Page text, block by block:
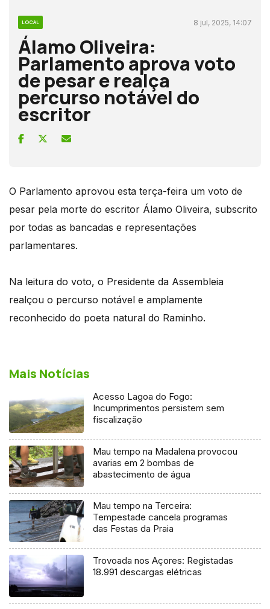
LOCAL 8 jul, 2025, 14:07
Álamo Oliveira:
Parlamento aprova voto
de pesar e realça
percurso notável do
escritor
O Parlamento aprovou esta terça-feira um voto de
pesar pela morte do escritor Álamo Oliveira, subscrito
por todas as bancadas e representações
parlamentares.
Na leitura do voto, o Presidente da Assembleia
realçou o percurso notável e amplamente
reconhecido do poeta natural do Raminho.
Mais Notícias
Acesso Lagoa do Fogo:
Incumprimentos persistem sem
fiscalização
Mau tempo na Madalena provocou
avarias em 2 bombas de
abastecimento de água
Mau tempo na Terceira:
Tempestade cancela programas
das Festas da Praia
Trovoada nos Açores: Registadas
18.991 descargas elétricas